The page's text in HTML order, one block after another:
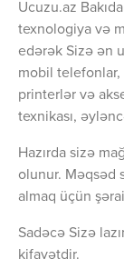
Ucuzu.az
texnologiya və
edərək Sizə ən
mobil telefonlar,
printerlər və
texnikası,
Hazırda sizə
olunur. Məqsəd
almaq üçün
Sadəcə Sizə
kifayətdir.